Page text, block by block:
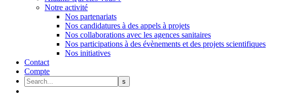
Notre activité
Nos partenariats
Nos candidatures à des appels à projets
Nos collaborations avec les agences sanitaires
Nos participations à des évènements et des projets scientifiques
Nos initiatives
Contact
Compte